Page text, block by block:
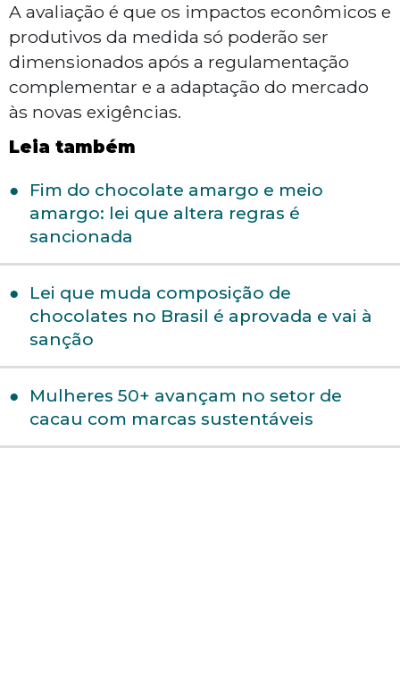
A avaliação é que os impactos econômicos e
produtivos da medida só poderão ser
dimensionados após a regulamentação
complementar e a adaptação do mercado
às novas exigências.
Leia também
Fim do chocolate amargo e meio
amargo: lei que altera regras é
sancionada
Lei que muda composição de
chocolates no Brasil é aprovada e vai à
sanção
Mulheres 50+ avançam no setor de
cacau com marcas sustentáveis